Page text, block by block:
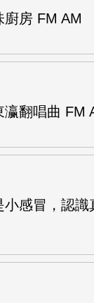
廚房 FM AM
瀛翻唱曲 FM
小感冒，認識